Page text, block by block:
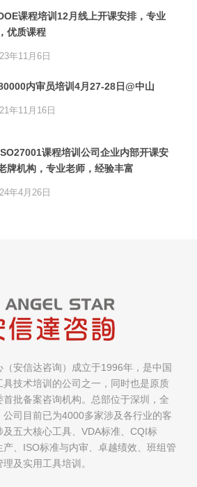
课程培训12月线上开课安排，专业
优质课程
年11月6日
内审员培训4月27-28日@中山
年11月16日
课程培训公司企业内部开课安
牌机构，专业老师，经验丰富
年4月26日
安信达咨询）成立于1996年，是中国
技术培训的公司之一，同时也是原质
批备案咨询机构。总部位于深圳，全
公司目前已为4000多家涉及各行业的客
五大核心工具、VDA标准、CQI标
、ISO标准与内审、卓越绩效、班组管
及实用工具培训。